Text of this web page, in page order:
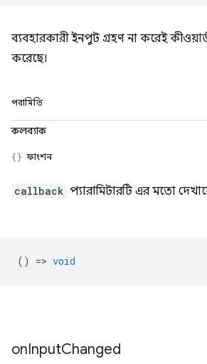
ব্যবহারকারী ইনপুট গ্রহণ না করেই
করেছে।
পরামিতি
কলব্যাক
ফাংশন
callback প্যারামিটারটি এর মতো
() => void
onInputChanged